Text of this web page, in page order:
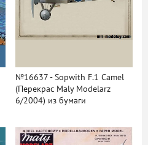
№16637 - Sopwith F.1 Camel
(Перекрас Maly Modelarz
6/2004) из бумаги